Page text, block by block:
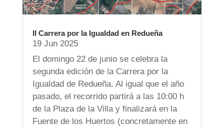
II Carrera por la Igualdad en Redueña
19 Jun 2025
El domingo 22 de junio se celebra la
segunda edición de la Carrera por la
Igualdad de Redueña. Al igual que el año
pasado, el recorrido partirá a las 10:00 h
de la Plaza de la Villa y finalizará en la
Fuente de los Huertos (concretamente en